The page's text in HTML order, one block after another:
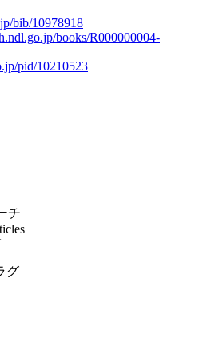
bib/10978918
books/R000000004-
pid/10210523
チ
グ